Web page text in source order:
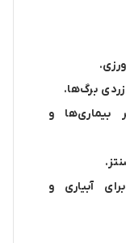
برگ‌ها.
بیماری‌ها و
آبیاری و